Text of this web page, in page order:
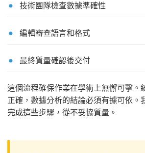
技術團隊檢查數據準確性
編輯審查語言和格式
最終質量確認後交付
這個流程確保作業在學術上無懈可擊。
正確，數據分析的結論必須有據可依。
完成這些步驟，從不妥協質量。